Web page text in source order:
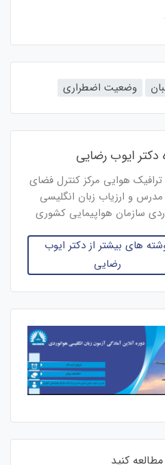
وضعیت اضطراری
دکتر ایوب رضایی
ترافیک هوایی مرکز کنترل فضای
و ارزیاب زبان انگلیسی
سازمان هواپیمایی کشوری
های بیشتر از دکتر ایوب
رضایی
کنید